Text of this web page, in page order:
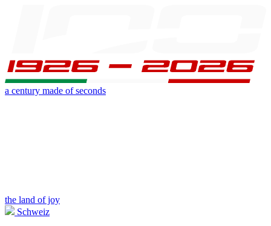
a century made of seconds
the land of joy
Schweiz